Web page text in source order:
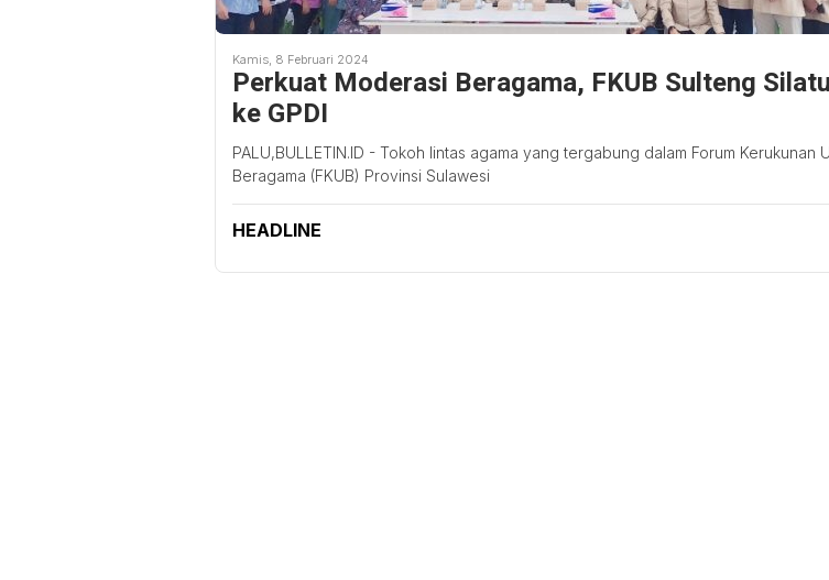
Kamis, 8 Februari 2024
Perkuat Moderasi Beragama, FKUB Sulteng
ke GPDI
PALU,BULLETIN.ID - Tokoh lintas agama yang tergabung dalam Forum Kerukunan
Beragama (FKUB) Provinsi Sulawesi
HEADLINE